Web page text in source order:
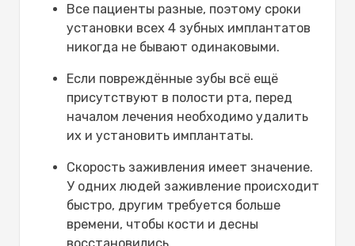
Все пациенты разные, поэтому сроки
установки всех 4 зубных имплантатов
никогда не бывают одинаковыми.
Если повреждённые зубы всё ещё
присутствуют в полости рта, перед
началом лечения необходимо удалить
их и установить имплантаты.
Скорость заживления имеет значение.
У одних людей заживление происходит
быстро, другим требуется больше
времени, чтобы кости и десны